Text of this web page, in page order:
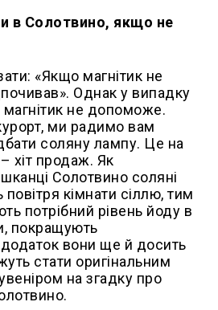
в Солотвино, якщо не
«Якщо магнітик не
Однак у випадку
магнітик не допоможе.
ми радимо вам
соляну лампу. Це на
хіт продаж. Як
Солотвино соляні
кімнати сіллю, тим
потрібний рівень йоду в
покращують
вони ще й досить
стати оригінальним
на згадку про